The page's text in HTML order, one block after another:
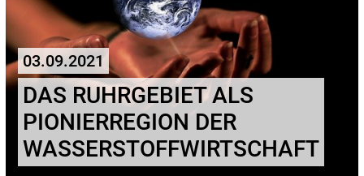
03.09.2021
DAS RUHRGEBIET ALS
PIONIERREGION DER
WASSERSTOFFWIRTSCHAFT